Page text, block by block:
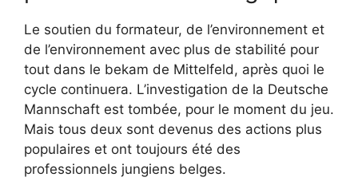
Le soutien du formateur, de l’environnement et
de l’environnement avec plus de stabilité pour
tout dans le bekam de Mittelfeld, après quoi le
cycle continuera. L’investigation de la Deutsche
Mannschaft est tombée, pour le moment du jeu.
Mais tous deux sont devenus des actions plus
populaires et ont toujours été des
professionnels jungiens belges.